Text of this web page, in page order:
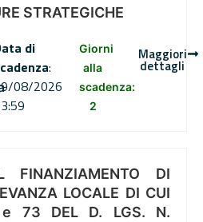
STRATEGICHE
di
:
08/2026
Giorni
alla
scadenza:
2
Maggiori
dettagli
FINANZIAMENTO DI
LOCALE DI CUI
73 DEL D. LGS. N.